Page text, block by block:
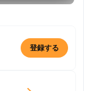
登録する